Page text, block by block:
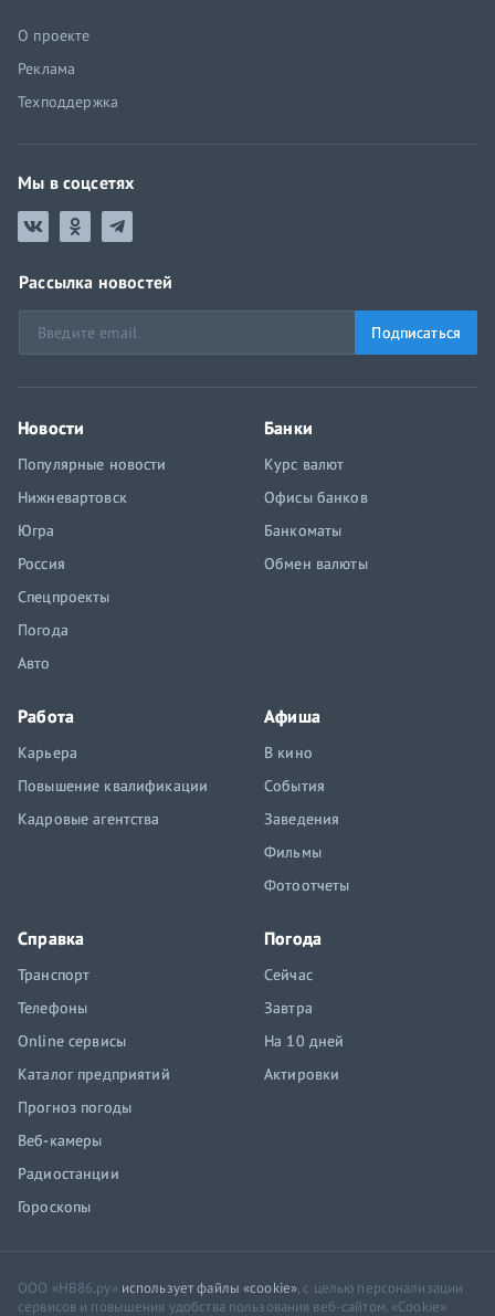
О проекте
Реклама
Техподдержка
Мы в соцсетях
Рассылка новостей
Подписаться
Новости
Популярные новости
Нижневартовск
Югра
Россия
Спецпроекты
Погода
Авто
Банки
Курс валют
Офисы банков
Банкоматы
Обмен валюты
Работа
Карьера
Повышение квалификации
Кадровые агентства
Афиша
В кино
События
Заведения
Фильмы
Фотоотчеты
Справка
Транспорт
Телефоны
Online сервисы
Каталог предприятий
Прогноз погоды
Веб-камеры
Радиостанции
Гороскопы
Погода
Сейчас
Завтра
На 10 дней
Актировки
ООО «НВ86.ру» использует файлы «cookie», с целью персонализации
сервисов и повышения удобства пользования веб-сайтом. «Cookie»